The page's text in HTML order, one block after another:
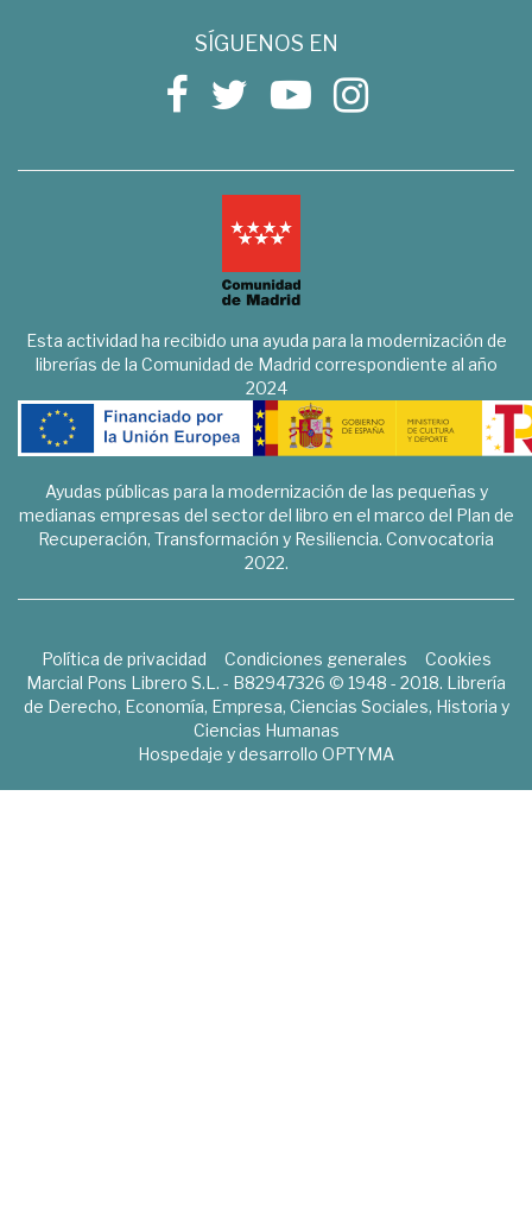
SÍGUENOS EN
Esta actividad ha recibido una ayuda para la modernización de
librerías de la Comunidad de Madrid correspondiente al año
2024
Ayudas públicas para la modernización de las pequeñas y
medianas empresas del sector del libro en el marco del Plan de
Recuperación, Transformación y Resiliencia. Convocatoria
2022.
Política de privacidad Condiciones generales
Cookies
Marcial Pons Librero S.L. - B82947326 © 1948 - 2018. Librería
de Derecho, Economía, Empresa, Ciencias Sociales, Historia y
Ciencias Humanas
Hospedaje y desarrollo OPTYMA